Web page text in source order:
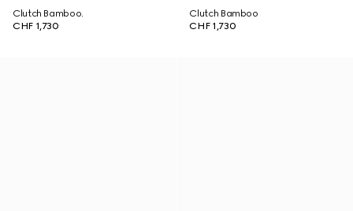
Clutch Bamboo.
CHF 1,730
Clutch Bamboo
CHF 1,730